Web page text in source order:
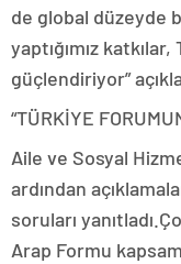
de global düzeyde
yaptığımız
güçlendiriyor”
“TÜRKİYE
Aile ve Sosyal
ardından
soruları
Arap Formu